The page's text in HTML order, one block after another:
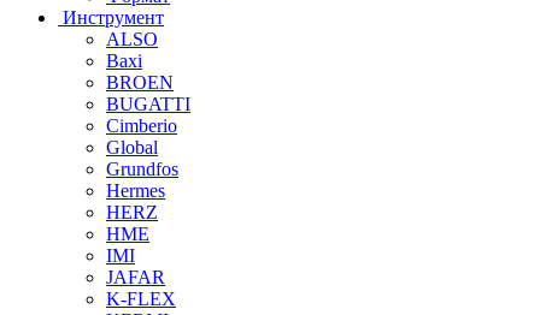
Инструмент
ALSO
Baxi
BROEN
BUGATTI
Cimberio
Global
Grundfos
Hermes
HERZ
HME
IMI
JAFAR
K-FLEX